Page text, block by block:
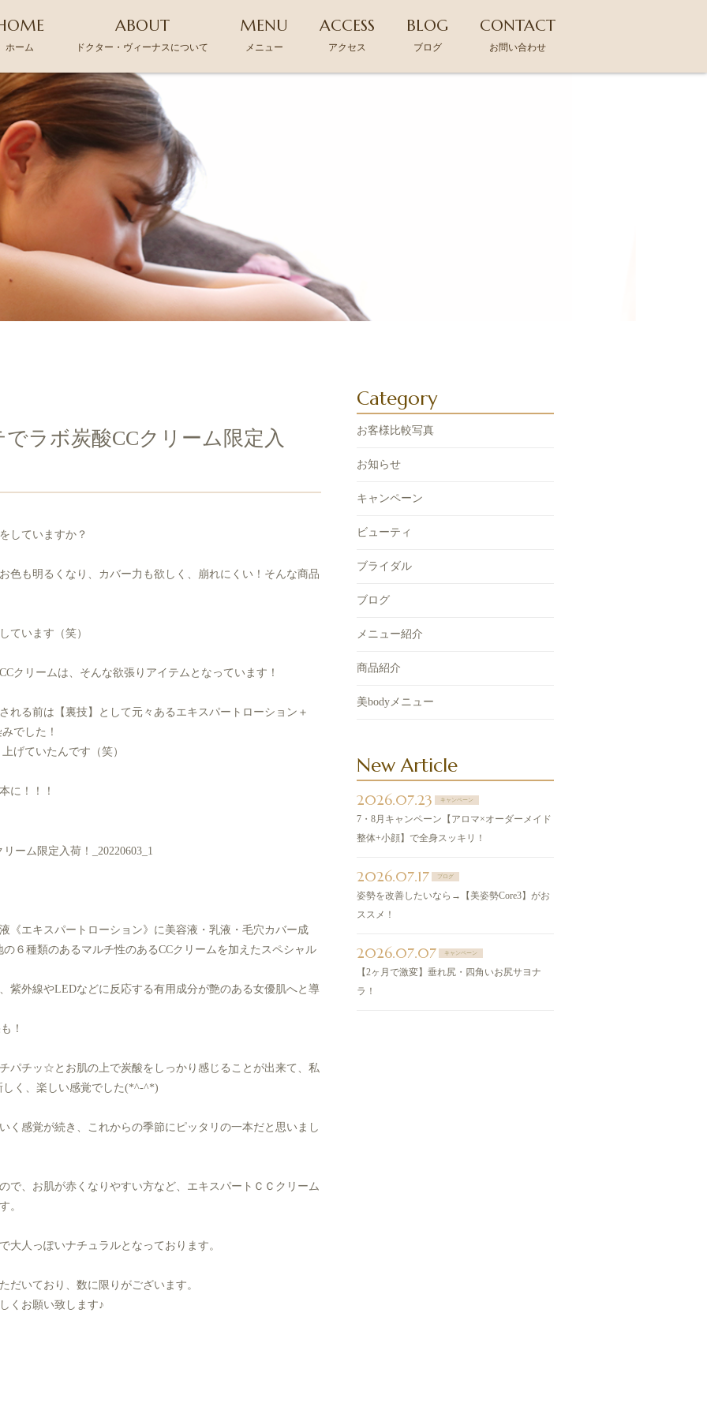
ホーム
ABOUT
ドクター・ヴィーナスについて
MENU
メニュー
ACCESS
アクセス
BLOG
ブログ
CONTACT
お問い合わせ
ラボ炭酸CCクリーム限定入
していますか？
色も明るくなり、カバー力も欲しく、崩れにくい！そんな商品
ています（笑）
クリームは、そんな欲張りアイテムとなっています！
れる前は【裏技】として元々あるエキスパートローション＋
でした！
げていたんです（笑）
に！！！
《エキスパートローション》に美容液・乳液・毛穴カバー成
６種類のあるマルチ性のあるCCクリームを加えたスペシャル
紫外線やLEDなどに反応する有用成分が艶のある女優肌へと導
！
パチッ☆とお肌の上で炭酸をしっかり感じることが出来て、私
く、楽しい感覚でした(*^-^*)
く感覚が続き、これからの季節にピッタリの一本だと思いまし
で、お肌が赤くなりやすい方など、エキスパートＣＣクリーム
。
人っぽいナチュラルとなっております。
だいており、数に限りがございます。
くお願い致します♪
Category
お客様比較写真
お知らせ
キャンペーン
ビューティ
ブライダル
ブログ
メニュー紹介
商品紹介
美bodyメニュー
New Article
2026.07.23 キャンペーン
7・8月キャンペーン【アロマ×オーダーメイド
整体+小顔】で全身スッキリ！
2026.07.17 ブログ
姿勢を改善したいなら→【美姿勢Core3】がお
ススメ！
2026.07.07 キャンペーン
【2ヶ月で激変】垂れ尻・四角いお尻サヨナ
ラ！